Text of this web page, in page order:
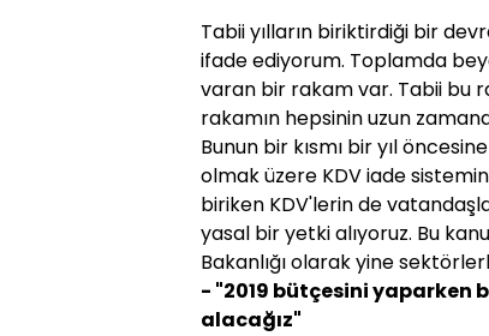
Tabii yılların biriktirdiği bir
ifade ediyorum. Toplamda
varan bir rakam var. Tabii bu
rakamın hepsinin uzun
Bunun bir kısmı bir yıl
olmak üzere KDV iade
biriken KDV'lerin de
yasal bir yetki alıyoruz. Bu
Bakanlığı olarak yine
- "2019 bütçesini yaparken
alacağız"